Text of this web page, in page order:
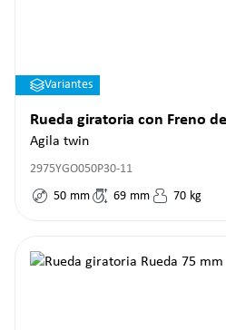
Variantes
Rueda giratoria con Freno
Agila twin
2975YGO050P30-11
50 mm 69 mm 70 kg